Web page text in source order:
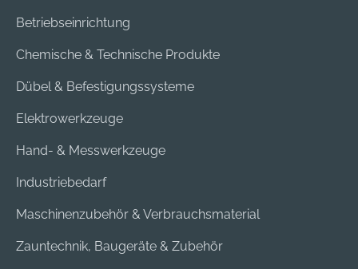
Betriebseinrichtung
Chemische & Technische Produkte
Dübel & Befestigungssysteme
Elektrowerkzeuge
Hand- & Messwerkzeuge
Industriebedarf
Maschinenzubehör & Verbrauchsmaterial
Zauntechnik, Baugeräte & Zubehör